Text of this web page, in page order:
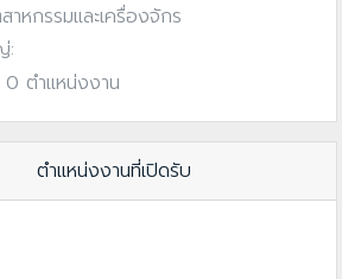
หกรรมและเครื่องจักร
:
0 ตำแหน่งงาน
ตำแหน่งงานที่เปิดรับ